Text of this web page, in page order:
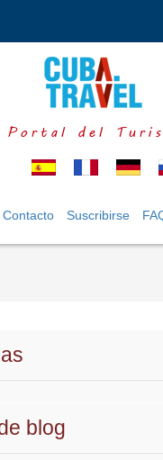
Portal del
Contacto Suscribirse
blog